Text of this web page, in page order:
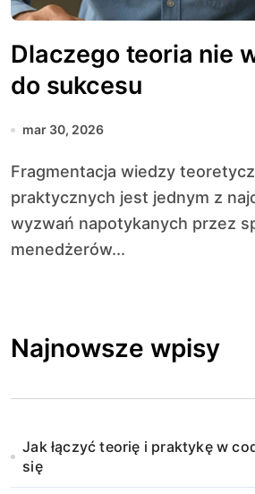
Dlaczego teoria nie
do sukcesu
mar 30, 2026
Fragmentacja wiedzy teoretycznej i umiejętności
praktycznych jest jednym z
wyzwań napotykanych przez
menedżerów...
Najnowsze wpisy
Jak łączyć teorię i praktykę w
się